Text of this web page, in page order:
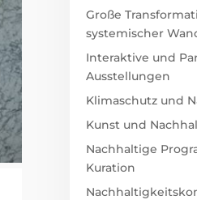
Große
systemischer
Interaktive und
Ausstellungen
Klimaschutz und
Kunst und
Nachhaltige
Kuration